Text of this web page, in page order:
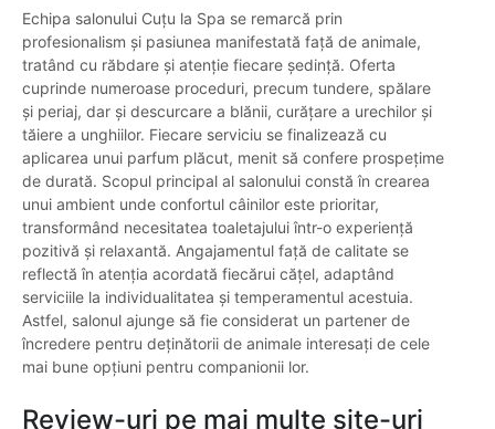
Echipa salonului Cuțu la Spa se remarcă prin
profesionalism și pasiunea manifestată față de animale,
tratând cu răbdare și atenție fiecare ședință. Oferta
cuprinde numeroase proceduri, precum tundere, spălare
și periaj, dar și descurcare a blănii, curățare a urechilor și
tăiere a unghiilor. Fiecare serviciu se finalizează cu
aplicarea unui parfum plăcut, menit să confere prospețime
de durată. Scopul principal al salonului constă în crearea
unui ambient unde confortul câinilor este prioritar,
transformând necesitatea toaletajului într-o experiență
pozitivă și relaxantă. Angajamentul față de calitate se
reflectă în atenția acordată fiecărui cățel, adaptând
serviciile la individualitatea și temperamentul acestuia.
Astfel, salonul ajunge să fie considerat un partener de
încredere pentru deținătorii de animale interesați de cele
mai bune opțiuni pentru companionii lor.
Review-uri pe mai multe site-uri